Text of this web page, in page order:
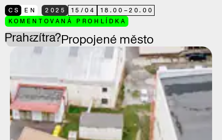
CS EN 2025 15 /04 18.00 –20.00
KOMENTOVANÁ PROHLÍDKA
Prahazítra?Propojené město